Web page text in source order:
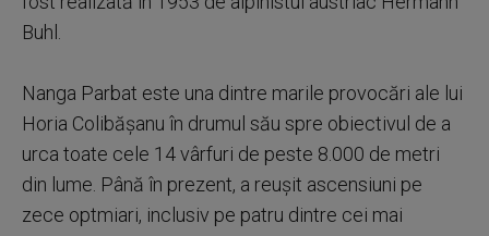
Buhl.
Nanga Parbat este una dintre marile provocări ale lui
Horia Colibăşanu în drumul său spre obiectivul de a
urca toate cele 14 vârfuri de peste 8.000 de metri
din lume. Până în prezent, a reuşit ascensiuni pe
zece optmiari, inclusiv pe patru dintre cei mai